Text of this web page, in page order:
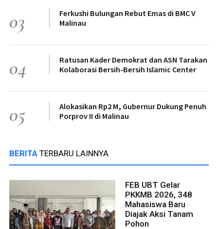
03
Ferkushi Bulungan Rebut Emas di BMC V
Malinau
04
Ratusan Kader Demokrat dan ASN Tarakan
Kolaborasi Bersih-Bersih Islamic Center
05
Alokasikan Rp2 M, Gubernur Dukung Penuh
Porprov II di Malinau
BERITA TERBARU LAINNYA
FEB UBT Gelar
PKKMB 2026, 348
Mahasiswa Baru
Diajak Aksi Tanam
Pohon